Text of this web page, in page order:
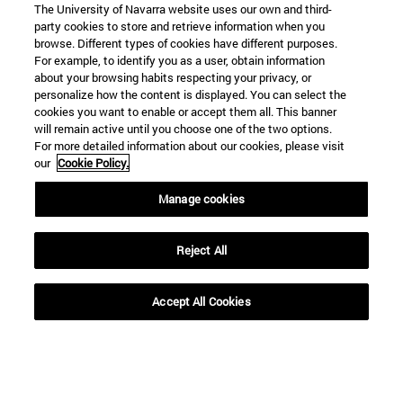
Accesos directos
Biblioteca(abre en nueva ventana)
(abre en nueva ventana)
(abre en nueva ventana)
Búsqueda de personas(abre en nueva ventana)
Trabaja con nosotros(abre en nueva ventana)
The University of Navarra website uses our own and third-
party cookies to store and retrieve information when you
browse. Different types of cookies have different purposes.
For example, to identify you as a user, obtain information
about your browsing habits respecting your privacy, or
personalize how the content is displayed. You can select the
cookies you want to enable or accept them all. This banner
will remain active until you choose one of the two options.
For more detailed information about our cookies, please visit
our Cookie Policy.
Manage cookies
Reject All
Accept All Cookies